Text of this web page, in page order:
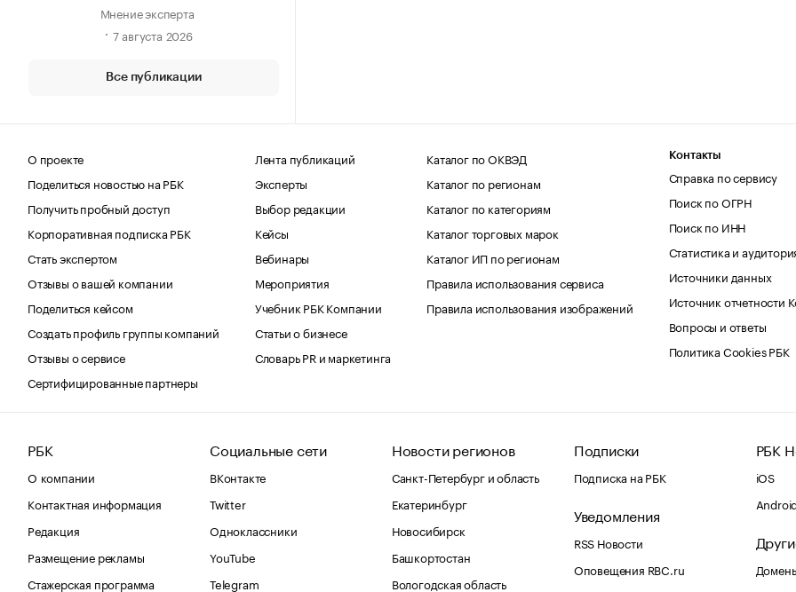
Мнение эксперта
7 августа 2026
Все публикации
О проекте
Поделиться новостью на РБК
Получить пробный доступ
Корпоративная подписка РБК
Стать экспертом
Отзывы о вашей компании
Поделиться кейсом
Создать профиль группы компаний
Отзывы о сервисе
Сертифицированные партнеры
Лента публикаций
Эксперты
Выбор редакции
Кейсы
Вебинары
Мероприятия
Учебник РБК Компании
Статьи о бизнесе
Словарь PR и маркетинга
Каталог по ОКВЭД
Каталог по регионам
Каталог по категориям
Каталог торговых марок
Каталог ИП по регионам
Правила использования сервиса
Правила использования изображений
Контакты
Справка по сервису
Поиск по ОГРН
Поиск по ИНН
Статистика и
Источники данных
Источник отчетности
Вопросы и ответы
Политика Cookies РБК
РБК
О компании
Контактная информация
Редакция
Размещение рекламы
Стажерская программа
Социальные сети
ВКонтакте
Twitter
Одноклассники
YouTube
Telegram
Новости регионов
Санкт-Петербург и область
Екатеринбург
Новосибирск
Башкортостан
Вологодская область
Подписки
Подписка на РБК
Уведомления
RSS Новости
Оповещения RBC.ru
РБК
iOS